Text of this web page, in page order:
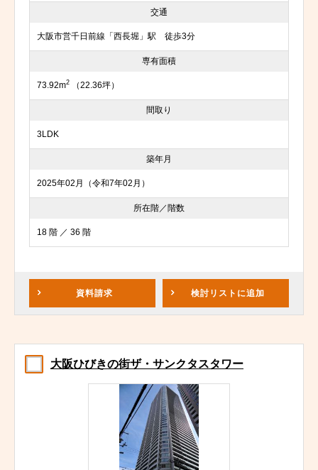
交通
大阪市営千日前線「西長堀」駅 徒歩3分
専有面積
73.92m2 （22.36坪）
間取り
3LDK
築年月
2025年02月（令和7年02月）
所在階／階数
18 階 ／ 36 階
資料請求 検討リスト に追加
大阪ひびきの街ザ・サンクタスタワー